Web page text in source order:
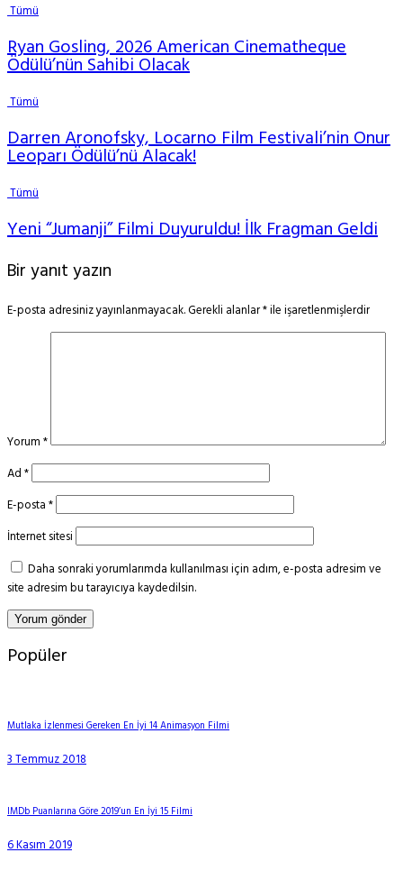
Tümü
Ryan Gosling, 2026 American Cinematheque
Ödülü’nün Sahibi Olacak
Tümü
Darren Aronofsky, Locarno Film Festivali’nin Onur
Leoparı Ödülü’nü Alacak!
Tümü
Yeni “Jumanji” Filmi Duyuruldu! İlk Fragman Geldi
Bir yanıt yazın
E-posta adresiniz yayınlanmayacak.Gerekli alanlar*ile işaretlenmişlerdir
Yorum*
Ad*
E-posta*
İnternet sitesi
Daha sonraki yorumlarımda kullanılması için adım, e-posta adresim ve
site adresim bu tarayıcıya kaydedilsin.
Popüler
Mutlaka İzlenmesi Gereken En İyi 14 Animasyon Filmi
3 Temmuz 2018
IMDb Puanlarına Göre 2019’un En İyi 15 Filmi
6 Kasım 2019